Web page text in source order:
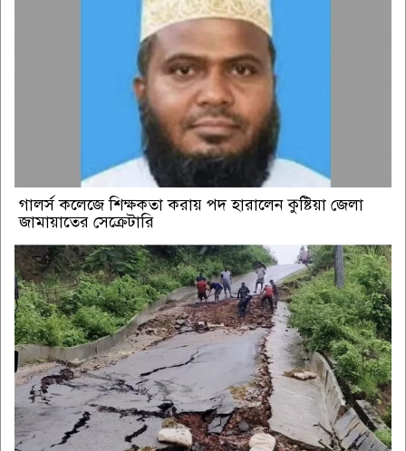
গালর্স কলেজে শিক্ষকতা করায় পদ হারালেন কুষ্টিয়া জেলা
জামায়াতের সেক্রেটারি